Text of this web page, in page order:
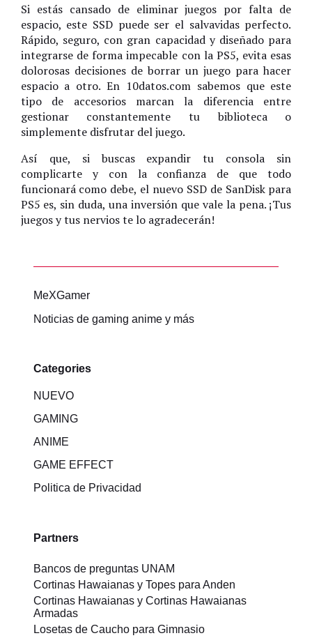
Si estás cansado de eliminar juegos por falta de
espacio, este SSD puede ser el salvavidas perfecto.
Rápido, seguro, con gran capacidad y diseñado para
integrarse de forma impecable con la PS5, evita esas
dolorosas decisiones de borrar un juego para hacer
espacio a otro. En 10datos.com sabemos que este
tipo de accesorios marcan la diferencia entre
gestionar constantemente tu biblioteca o
simplemente disfrutar del juego.
Así que, si buscas expandir tu consola sin
complicarte y con la confianza de que todo
funcionará como debe, el nuevo SSD de SanDisk para
PS5 es, sin duda, una inversión que vale la pena. ¡Tus
juegos y tus nervios te lo agradecerán!
MeXGamer
Noticias de gaming anime y más
Categories
NUEVO
GAMING
ANIME
GAME EFFECT
Politica de Privacidad
Partners
Bancos de preguntas UNAM
Cortinas Hawaianas y Topes para Anden
Cortinas Hawaianas y Cortinas Hawaianas
Armadas
Losetas de Caucho para Gimnasio